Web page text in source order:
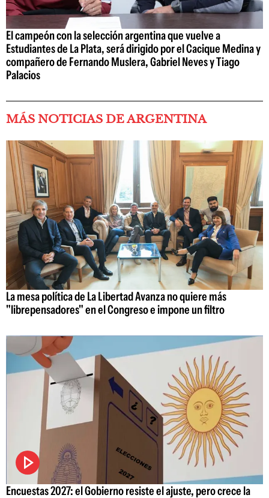
El campeón con la selección argentina que vuelve a
Estudiantes de La Plata, será dirigido por el Cacique Medina y
compañero de Fernando Muslera, Gabriel Neves y Tiago
Palacios
MÁS NOTICIAS DE ARGENTINA
La mesa política de La Libertad Avanza no quiere más
"librepensadores" en el Congreso e impone un filtro
Encuestas 2027: el Gobierno resiste el ajuste, pero crece la